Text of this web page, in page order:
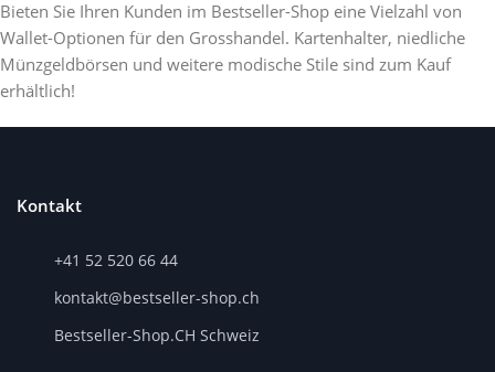
Bieten Sie Ihren Kunden im Bestseller-Shop eine Vielzahl von
Wallet-Optionen für den Grosshandel. Kartenhalter, niedliche
Münzgeldbörsen und weitere modische Stile sind zum Kauf
erhältlich!
Kontakt
+41 52 520 66 44
kontakt@bestseller-shop.ch
Bestseller-Shop.CH Schweiz